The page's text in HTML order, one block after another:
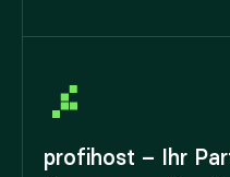
profihost – Ihr